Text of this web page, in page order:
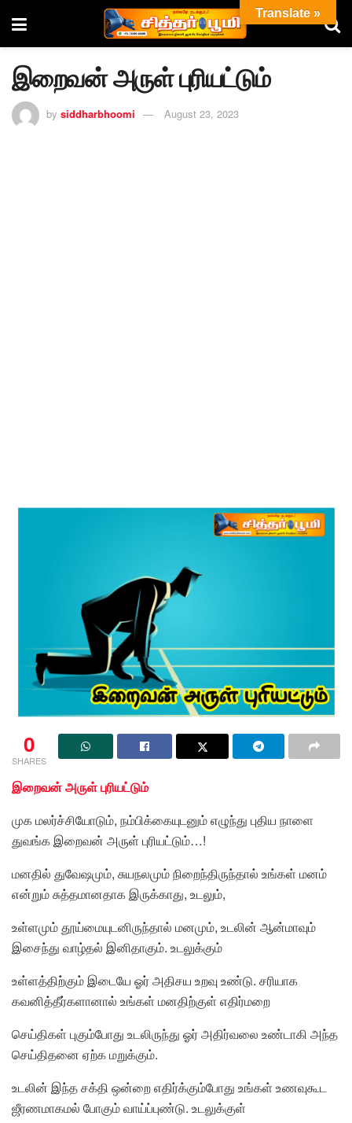
இறைவன் அருள் புரியட்டும்
by siddharbhoomi August 23, 2023
0
SHARES
இறைவன் அருள் புரியட்டும்
முக மலர்ச்சியோடும், நம்பிக்கையுடனும் எழுந்து புதிய நாளை
துவங்க இறைவன் அருள் புரியட்டும்…!
மனதில் துவேஷமும், சுயநலமும் நிறைந்திருந்தால் உங்கள் மனம்
என்றும் சுத்தமானதாக இருக்காது, உடலும்,
உள்ளமும் தூய்மையுடனிருந்தால் மனமும், உடலின் ஆன்மாவும்
இசைந்து வாழ்தல் இனிதாகும். உடலுக்கும்
உள்ளத்திற்கும் இடையே ஓர் அதிசய உறவு உண்டு. சரியாக
கவனித்தீர்களானால் உங்கள் மனதிற்குள் எதிர்மறை
செய்திகள் புகும்போது உடலிருந்து ஓர் அதிர்வலை உண்டாகி அந்த
செய்திதனை ஏற்க மறுக்கும்.
உடலின் இந்த சக்தி ஒன்றை எதிர்க்கும்போது உங்கள் உணவுகூட
ஜீரணமாகமல் போகும் வாய்ப்புண்டு. உடலுக்குள்
Translate »